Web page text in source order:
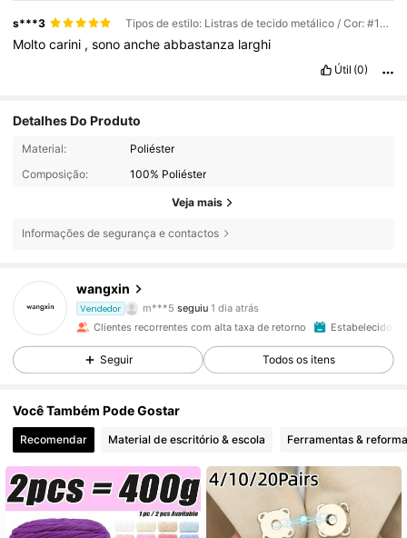
s***3 Tipos de estilo: Listras de tecido metálico / Cor: #11 Lindo Brilho Dourado / Quantidade: 4pcs
Moltocarini ,sonoancheabbastanza larghi
Útil (0)
Detalhes Do Produto
Material:
Poliéster
Composição:
100% Poliéster
Veja mais
Informações de segurança e contactos
wangxin
Vendedor m***5 seguiu 1 dia atrás
está a navegar
4,88 4K Seguidores
Clientes recorrentes com alta taxa de retorno Estabelecido
Seguir Todos os itens
Você Também Pode Gostar
Recomendar Material de escritório & escola Ferramentas &